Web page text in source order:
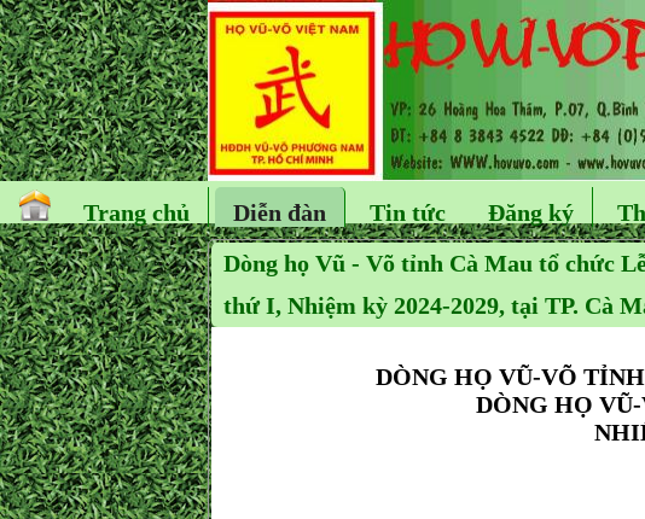
Trang chủ Diễn đàn Tin tức Đăng ký
Dòng họ Vũ - Võ tỉnh Cà Mau tổ chức
thứ I, Nhiệm kỳ 2024-2029, tại TP. Cà
DÒNG HỌ VŨ-VÕ
DÒNG HỌ